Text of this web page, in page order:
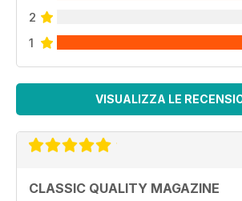
2
1
VISUALIZZA LE
CLASSIC QUALITY MAGAZINE